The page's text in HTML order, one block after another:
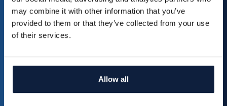
may combine it with other information that you’ve
provided to them or that they’ve collected from your use
of their services.
Allow all
Slim zoeken, onderbouwd beslissen
Mis nooit meer een tender